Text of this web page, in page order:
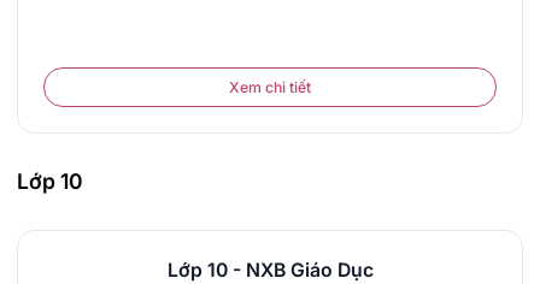
Xem chi tiết
Lớp 10
Lớp 10 - NXB Giáo Dục